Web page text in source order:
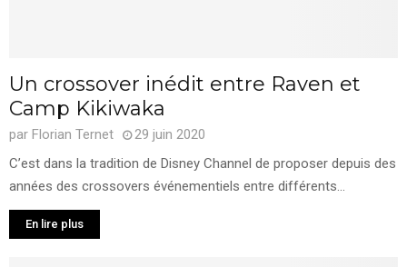
Un crossover inédit entre Raven et
Camp Kikiwaka
par Florian Ternet
29 juin 2020
C’est dans la tradition de Disney Channel de proposer depuis des
années des crossovers événementiels entre différents...
En lire plus